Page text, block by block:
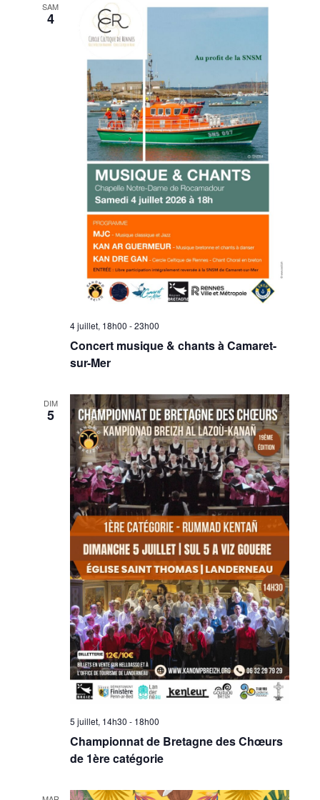
SAM
4
4 juillet, 18h00 -23h00
Concert musique & chants à Camaret-
sur-Mer
DIM
5
5 juillet, 14h30 - 18h00
Championnat de Bretagne des Chœurs
de 1ère catégorie